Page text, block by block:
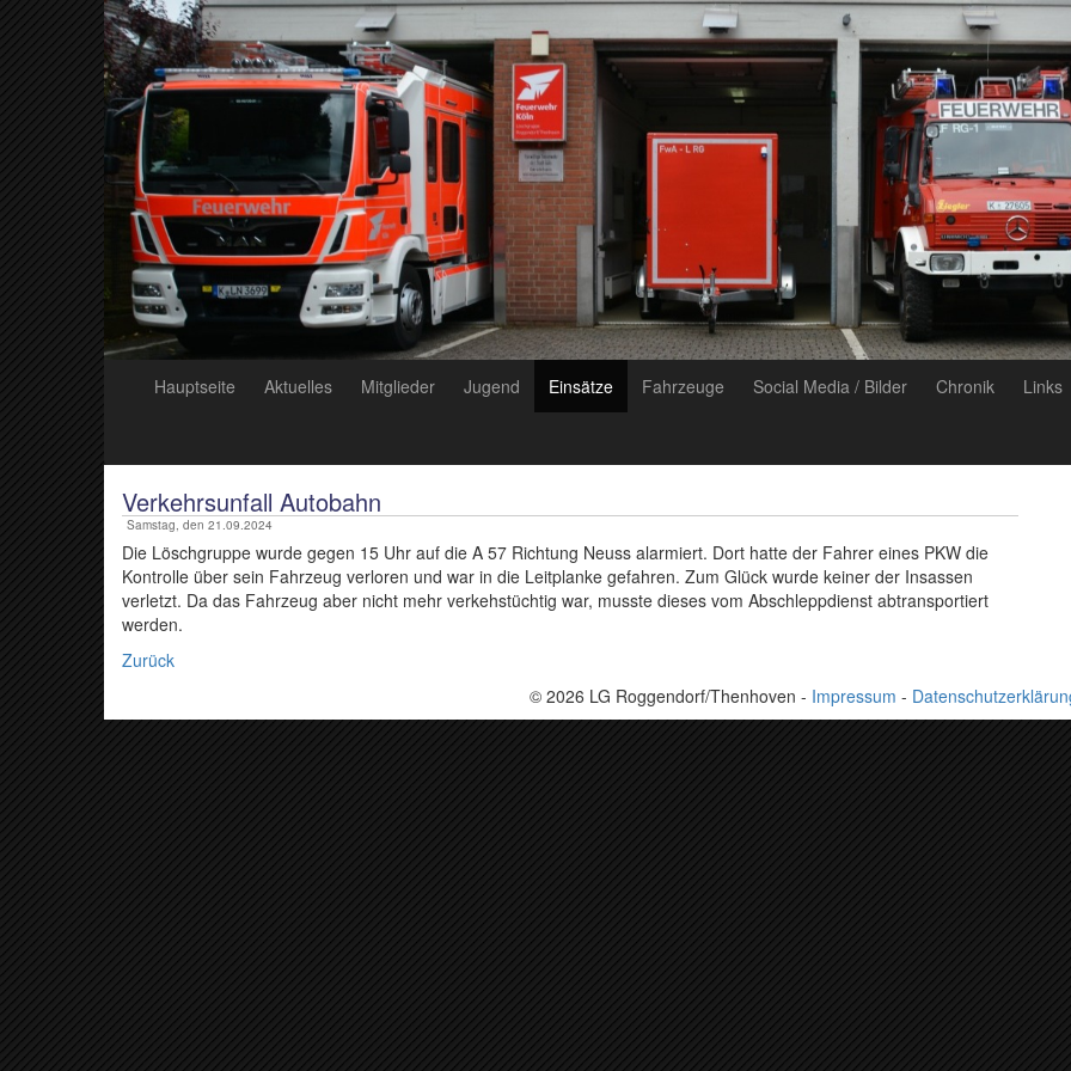
Hauptseite Aktuelles Mitglieder Jugend Einsätze Fahrzeuge Social Media / Bilder Chronik Links
Verkehrsunfall Autobahn
Samstag, den 21.09.2024
Die Löschgruppe wurde gegen 15 Uhr auf die A 57 Richtung Neuss alarmiert. Dort hatte der Fahrer eines PKW die
Kontrolle über sein Fahrzeug verloren und war in die Leitplanke gefahren. Zum Glück wurde keiner der Insassen
verletzt. Da das Fahrzeug aber nicht mehr verkehstüchtig war, musste dieses vom Abschleppdienst abtransportiert
werden.
Zurück
© 2026 LG Roggendorf/Thenhoven - Impressum -